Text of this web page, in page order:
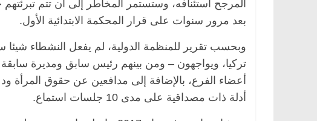
المرجح استئنافه، وستستمر المخاطر إلى أن تتم
بعد مرور سنوات على قرار المحكمة الابتدائية الأول.
وبحسب تقرير للمنظمة الدولية، لم يفعل النشطاء
تركيا، ويواجهون – ومن بينهم رئيس سابق ومديرة
أعضاء الفرع، بالإضافة إلى مدافعين عن حقوق المرأة
أدلة ذات مصداقية على مدى 10 جلسات استماع.